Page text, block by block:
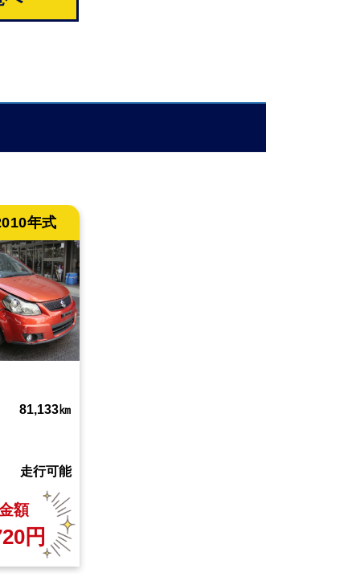
年式
81,133㎞
走行可能
額
円